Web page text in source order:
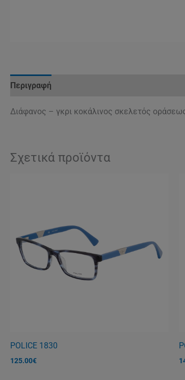
Περιγραφή
Διάφανος – γκρι κοκάλινος σκελετός
Σχετικά προϊόντα
POLICE 1830
125.00€